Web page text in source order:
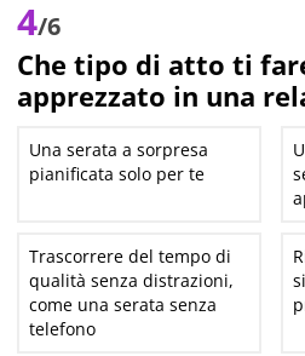
4/6
Che tipo di atto ti
apprezzato in una
Una serata a sorpresa
pianificata solo per te
Trascorrere del tempo di
qualità senza distrazioni,
come una serata senza
telefono